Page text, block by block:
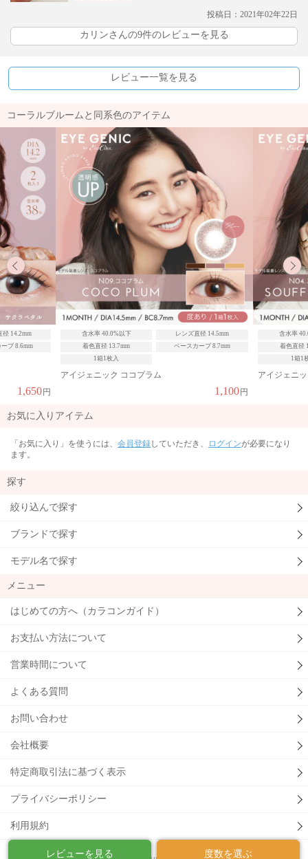
レビューを見る 度数を選ぶ
投稿日：2021年02年22日
カリンさんの9件のレビューを見る
レビュー一覧を見る
コーラルブルームと同系色のアイテム
率 40.0%以下
レンズ直径 14.5mm
直径 13.7mm
ベースカーブ 8.7mm
ニック ココプラム
含水率 40.0%以下
レンズ
着色直径 13.7mm
ベース
アイジェニック スフレコーラル
お気に入りアイテム
「お気に入り」を使うには、 会員登録していただき、 ログインが必要になり
ます。
探す
絞り込んで探す
ブランドで探す
モデル名で探す
メニュー
はじめての方へ（カラコンガイド）
お支払い方法について
営業時間について
よくある質問
お問い合わせ
会社概要
特定商取引法に基づく表示
プライバシーポリシー
利用規約